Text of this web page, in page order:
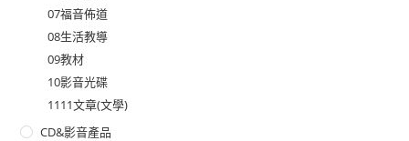
07福音佈道
08生活教導
09教材
10影音光碟
1111文章(文學)
CD&影音產品